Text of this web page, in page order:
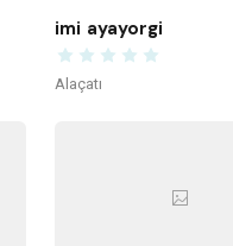
imi ayayorgi
Alaçatı